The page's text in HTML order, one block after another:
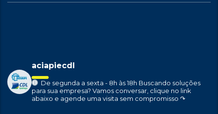
aciapiecdl
De segunda a sexta - 8h às 18h Buscando soluções
para sua empresa? Vamos conversar, clique no link
abaixo e agende uma visita sem compromisso ↷